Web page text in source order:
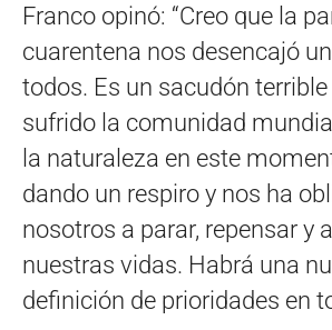
Franco opinó: “Creo que la
cuarentena nos desencajó
todos. Es un sacudón terrible
sufrido la comunidad
la naturaleza en este
dando un respiro y nos ha
nosotros a parar, repensar y
nuestras vidas. Habrá una
definición de prioridades en